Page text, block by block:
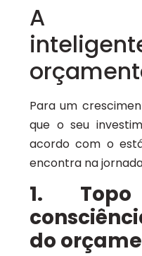
A
Para um
que o seu
acordo com o
encontra na
1.
do